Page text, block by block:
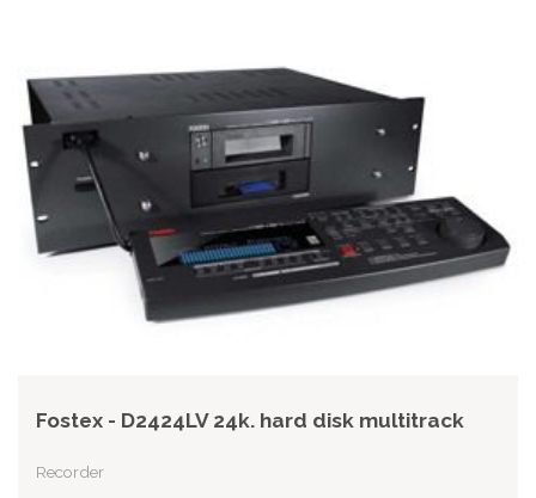
Fostex - D2424LV 24k. hard disk multitrack
Recorder